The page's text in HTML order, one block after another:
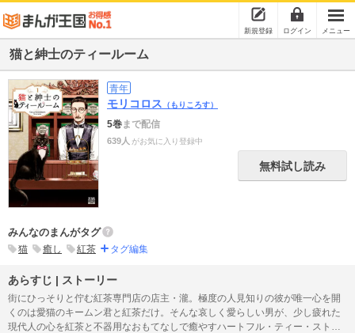
新規登録 ログイン メニュー
猫と紳士のティールーム
青年
モリコロス （もりころす）
5巻まで配信
639人 がお気に入り登録中
無料試し読み
みんなのまんがタグ
猫 癒し 紅茶 タグ編集
あらすじ | ストーリー
街にひっそりと佇む紅茶専門店の店主・瀧。極度の人見知りの彼が唯一心を開
くのは愛猫のキームン君と紅茶だけ。そんな哀しく愛らしい男が、少し疲れた
現代人の心を紅茶と不器用なおもてなしで癒やすハートフル・ティー・ストー